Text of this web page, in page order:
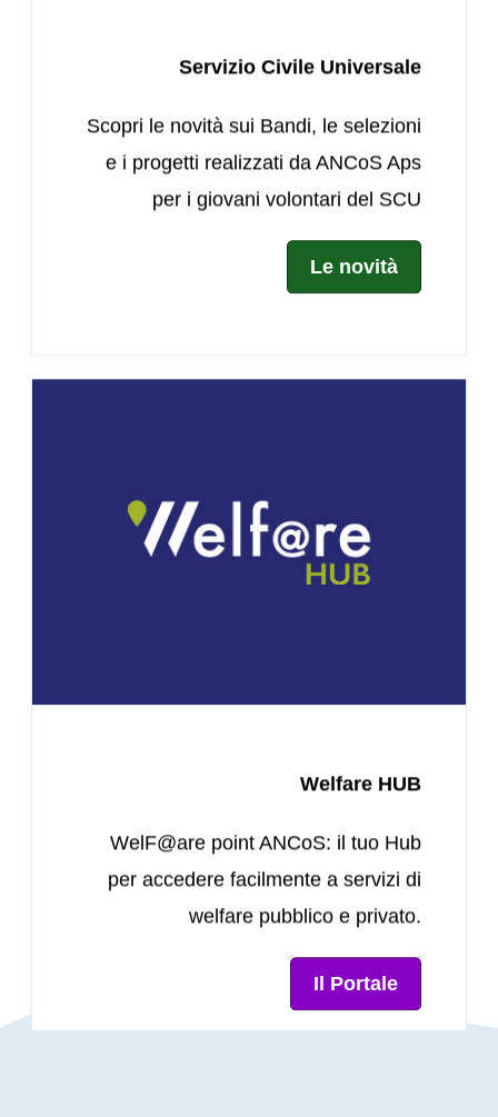
Servizio Civile Universale
Scopri le novità sui Bandi, le selezioni
e i progetti realizzati da ANCoS Aps
per i giovani volontari del SCU
Le novità
Welfare HUB
WelF@are point ANCoS: il tuo Hub
per accedere facilmente a servizi di
welfare pubblico e privato.
Il Portale